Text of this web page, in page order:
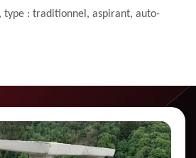
type : traditionnel, aspirant, auto-